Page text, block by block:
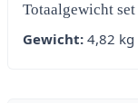
Totaalgewicht set
Gewicht: 4,82 kg